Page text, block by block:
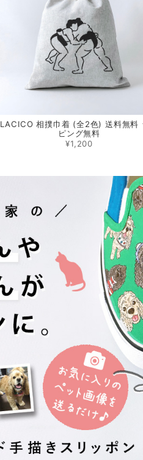
LACICO 相撲巾着 (全2色) 送料無料
ピング無料
¥1,200